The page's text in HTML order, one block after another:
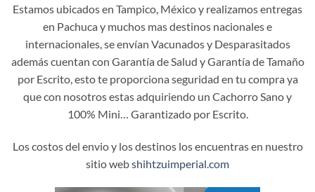
Estamos ubicados en Tampico, México y realizamos entregas
en Pachuca y muchos mas destinos nacionales e
internacionales, se envían Vacunados y Desparasitados
además cuentan con Garantía de Salud y Garantía de Tamaño
por Escrito, esto te proporciona seguridad en tu compra ya
que con nosotros estas adquiriendo un Cachorro Sano y
100% Mini… Garantizado por Escrito.
Los costos del envio y los destinos los encuentras en nuestro
sitio webshihtzuimperial.com